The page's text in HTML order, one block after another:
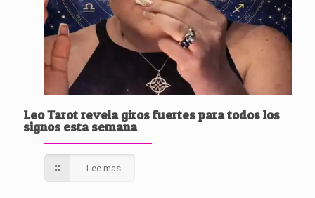
Leo Tarot revela giros fuertes para todos los
signos esta semana
Lee mas